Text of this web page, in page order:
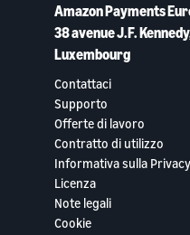
Amazon Payments
38 avenue J.F.
Luxembourg
Contattaci
Supporto
Offerte di lavoro
Contratto di utilizzo
Informativa sulla Privacy
Licenza
Note legali
Cookie